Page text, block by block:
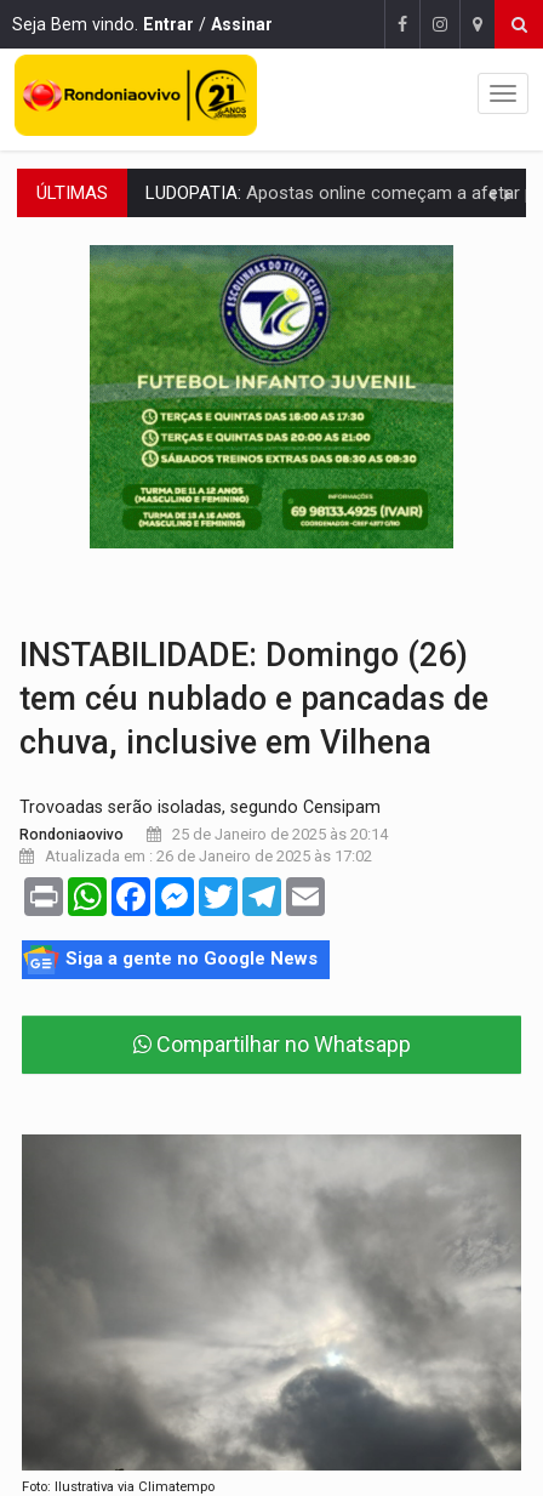
Seja Bem vindo. Entrar / Assinar
ÚLTIMAS REFLORESTAMENTO: Plantar árvores não será mais suficiente para
OVNIS NA LUA:Cientistas alertam para possível base secreta no satélite
ACABOU COM PEUGEOT:Incêndio destrói carro que era rebocado para oficina
VÍDEO: Ladrão é filmado furtando moto na frente do bar
BOLSAS DE PESQUISA:Iniciativa Amazônia+10 lança chamada para fortalecer
MATERIAL:Brasil tem grandes reservas de urânio, mas produz pouco e
VÍDEO:Serpente capturada na fábrica da Coca-Cola é
HOMENAGEM:Cientistas cassados pelo AI-5 se tornam pesquisadores
INSTABILIDADE: Domingo (26)
tem céu nublado e pancadas de
chuva, inclusive em Vilhena
Trovoadas serão isoladas, segundo Censipam
Rondoniaovivo
25 de Janeiro de 2025 às 20:14
Atualizada em : 26 de Janeiro de 2025 às 17:02
Print WhatsAppFacebookMessenger
TwitterTelegram
Siga a gente no Google News
Compartilhar no Whatsapp
Foto: Ilustrativa via Climatempo